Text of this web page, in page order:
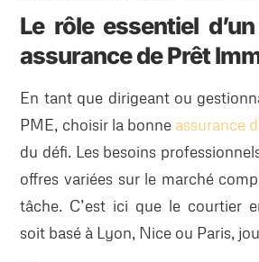
Le rôle essentiel
assurance de Prêt
En tant que dirigeant ou
PME, choisir la bonne assurance
du défi. Les besoins
offres variées sur le marché
tâche. C’est ici que le courtier
soit basé à Lyon, Nice ou Paris,